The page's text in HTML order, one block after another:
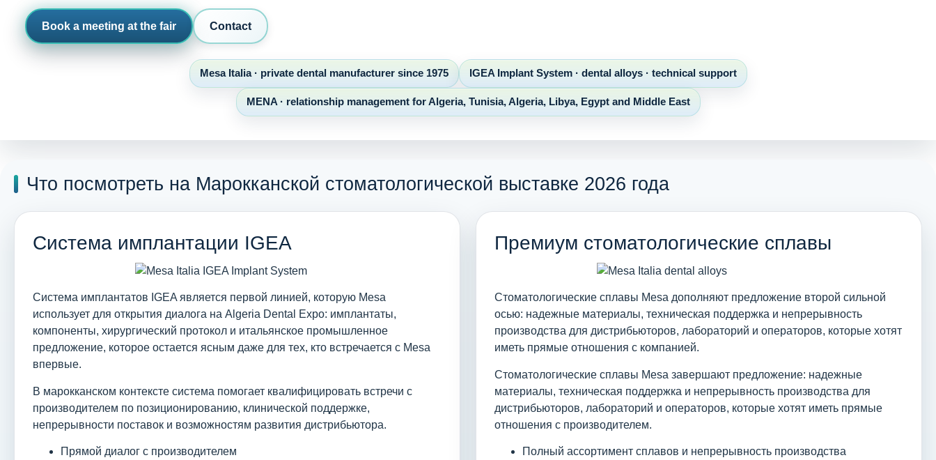
Book a meeting at the fair Contact
Mesa Italia · private dental manufacturer since 1975 IGEA Implant System · dental alloys · technical support
MENA · relationship management for Algeria, Tunisia, Algeria, Libya, Egypt and Middle East
Что посмотреть на Марокканской стоматологической выставке 2026 года
Система имплантации IGEA
Система имплантатов IGEA является первой линией, которую Mesa
использует для открытия диалога на Algeria Dental Expo: имплантаты,
компоненты, хирургический протокол и итальянское промышленное
предложение, которое остается ясным даже для тех, кто встречается с Mesa
впервые.
В марокканском контексте система помогает квалифицировать встречи с
производителем по позиционированию, клинической поддержке,
непрерывности поставок и возможностям развития дистрибьютора.
Прямой диалог с производителем
Премиум стоматологические сплавы
Стоматологические сплавы Mesa дополняют предложение второй сильной
осью: надежные материалы, техническая поддержка и непрерывность
производства для дистрибьюторов, лабораторий и операторов, которые хотят
иметь прямые отношения с компанией.
Стоматологические сплавы Mesa завершают предложение: надежные
материалы, техническая поддержка и непрерывность производства для
дистрибьюторов, лабораторий и операторов, которые хотят иметь прямые
отношения с производителем.
Полный ассортимент сплавов и непрерывность производства